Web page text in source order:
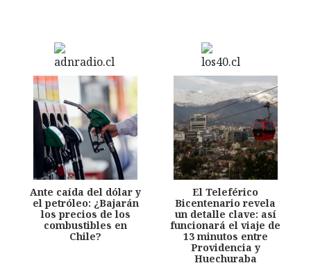
Ante caída del dólar y
el petróleo: ¿Bajarán
los precios de los
combustibles en
Chile?
El Teleférico
Bicentenario revela
un detalle clave: así
funcionará el viaje de
13 minutos entre
Providencia y
Huechuraba